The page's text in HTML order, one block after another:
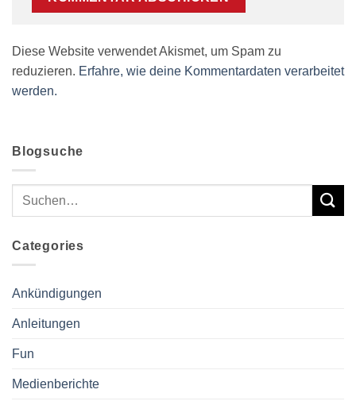
Diese Website verwendet Akismet, um Spam zu
reduzieren. Erfahre, wie deine Kommentardaten verarbeitet
werden.
Blogsuche
Categories
Ankündigungen
Anleitungen
Fun
Medienberichte